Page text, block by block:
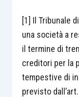
[1] Il Tribunale
una società a
il termine di
creditori per la
tempestive di
previsto